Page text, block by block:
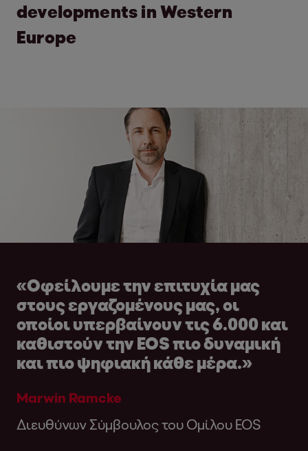
developments in Western
Europe
«Οφείλουμε την επιτυχία μας
στους εργαζομένους μας, οι
οποίοι υπερβαίνουν τις 6.000 και
καθιστούν την EOS πιο δυναμική
και πιο ψηφιακή κάθε μέρα.»
Marwin Ramcke
Διευθύνων Σύμβουλος του Ομίλου EOS